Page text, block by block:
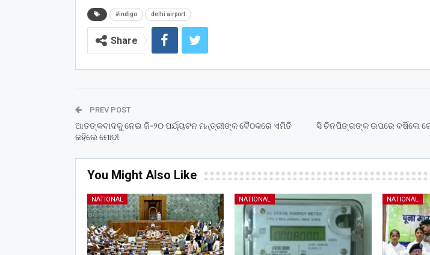
#indigo delhi airport
Share
PREV POST
ଆତଙ୍କବାଦକୁ ନେଇ ଜି-୨୦ ପର୍ଯ୍ୟଟନ ମନ୍ତ୍ରୀଙ୍କ ବୈଠକରେ ଏମିତି
କହିଲେ ମୋଦୀ
ସି ଚିନପିଙ୍ଗଙ୍କ ଉପରେ ବର୍ଷିଲେ
You Might Also Like
NATIONAL NATIONAL NATIONAL